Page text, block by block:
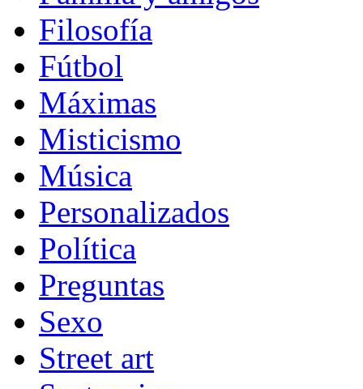
Filosofía
Fútbol
Máximas
Misticismo
Música
Personalizados
Política
Preguntas
Sexo
Street art